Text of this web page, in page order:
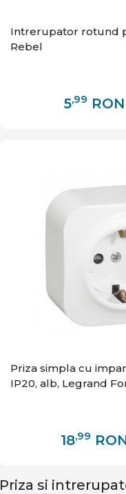
Intrerupator rotund
Rebel
5,99 RON
Priza simpla cu
IP20, alb, Legrand
18,99
Priza si